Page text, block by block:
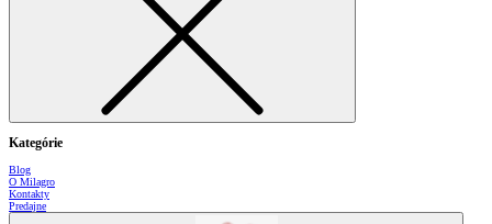
Kategórie
Blog
O Milagro
Kontakty
Predajne